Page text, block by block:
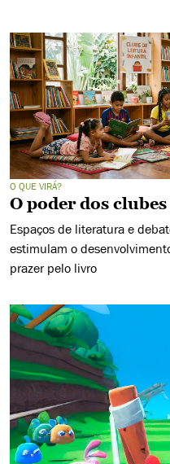
O QUE VIRÁ?
O poder dos
Espaços de literatura e
estimulam o
prazer pelo livro